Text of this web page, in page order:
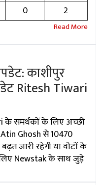
0 2
काशीपुर
Ritesh Tiwari
के समर्थकों के लिए अच्छी
Ghosh से 10470
जारी रहेगी या वोटों के
Newstak के साथ जुड़े